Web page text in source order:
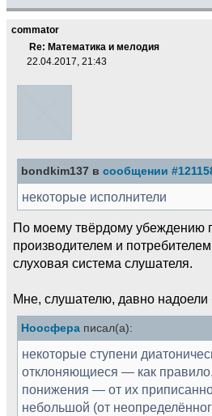
commator
Re: Математика и мелодия
22.04.2017, 21:43
bondkim137 в сообщении
некоторые исполнители
По моему твёрдому убеждению
производителем и
слуховая система слушателя.
Мне, слушателю, давно надоели
Ноосфера писал(а):
некоторые ступени
отклоняющиеся — как
понижения — от их
небольшой (от